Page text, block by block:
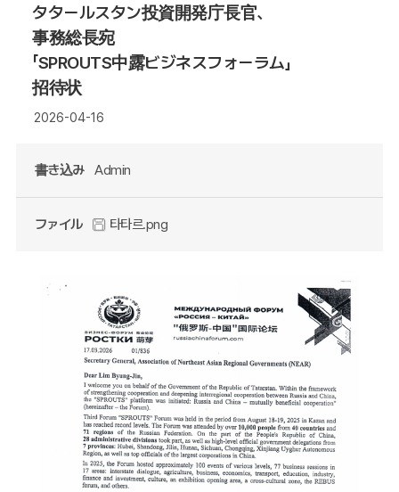
タタールスタン投資開発庁長官、
事務総長宛
「SPROUTS中露ビジネスフォーラム」
招待状
2026-04-16
書き込み Admin
ファイル 타타르.png